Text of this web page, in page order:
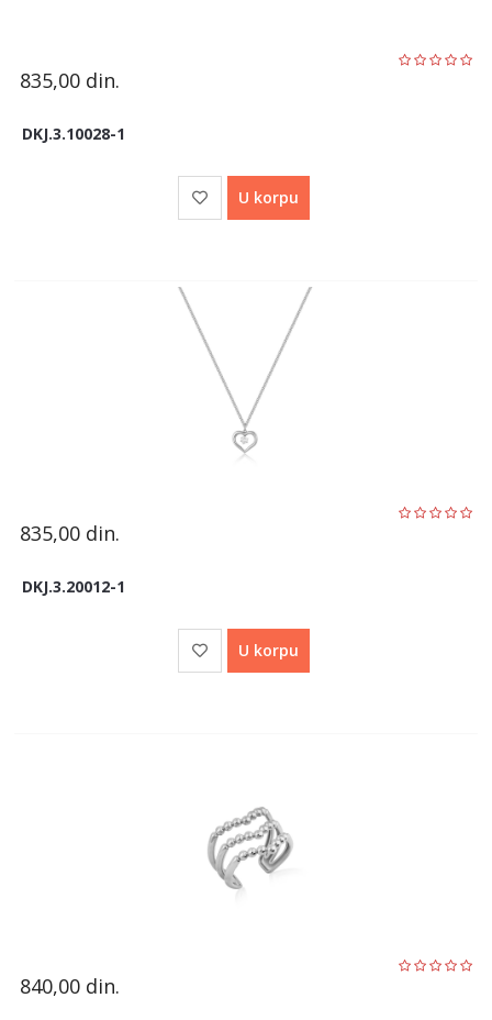
835,00 din.
DKJ.3.10028-1
U korpu
835,00 din.
DKJ.3.20012-1
U korpu
840,00 din.